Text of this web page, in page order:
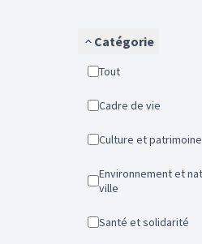
Catégorie
Tout
Cadre de vie
Culture et patrimoine
Environnement et nature en
ville
Santé et solidarité